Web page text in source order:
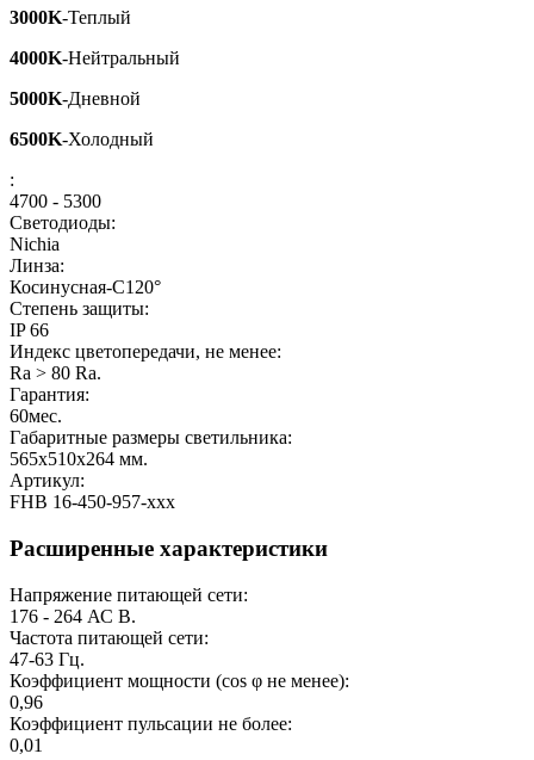
3000K-Теплый
4000K-Нейтральный
5000K-Дневной
6500K-Холодный
:
4700 - 5300
Светодиоды:
Nichia
Линза:
Косинусная-C120°
Степень защиты:
IP 66
Индекс цветопередачи, не менее:
Ra > 80 Ra.
Гарантия:
60мес.
Габаритные размеры светильника:
565х510x264 мм.
Артикул:
FHB 16-450-957-xxx
Расширенные характеристики
Напряжение питающей сети:
176 - 264 АС В.
Частота питающей сети:
47-63 Гц.
Коэффициент мощности (cos φ не менее):
0,96
Коэффициент пульсации не более:
0,01